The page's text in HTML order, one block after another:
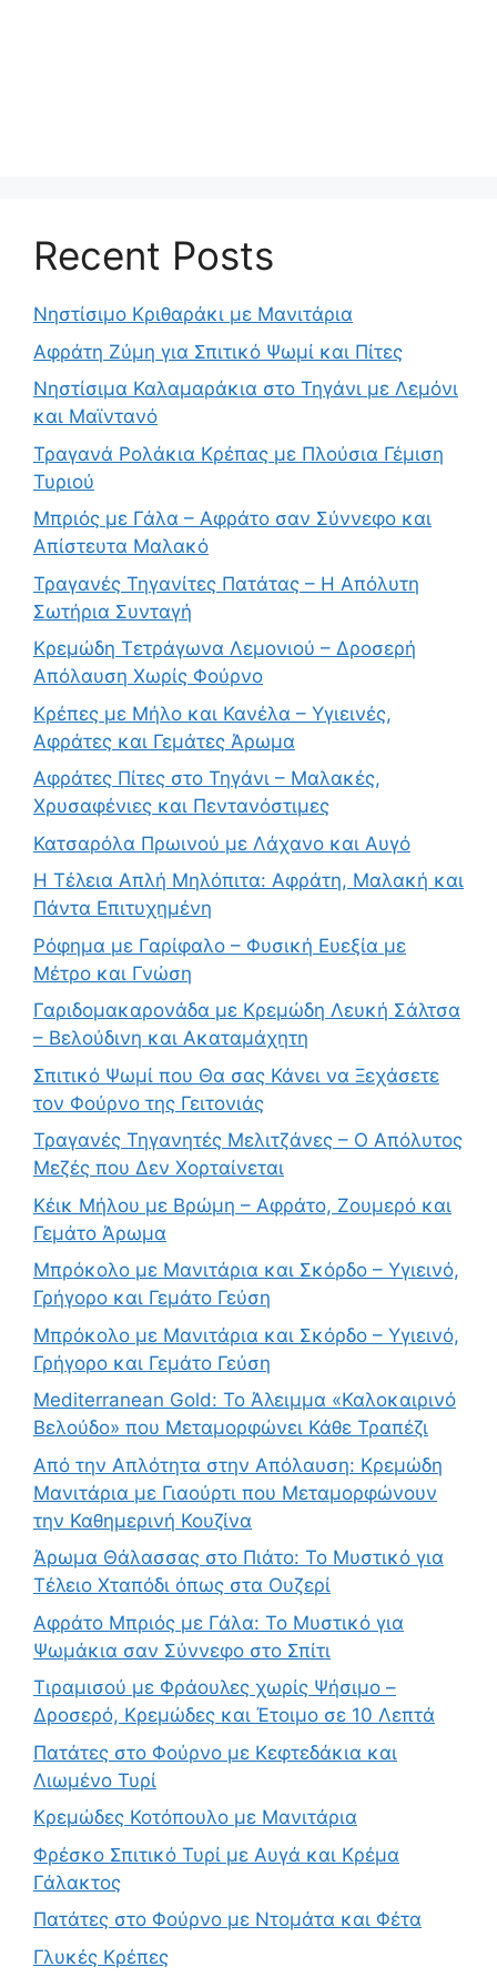
Recent Posts
Νηστίσιμο Κριθαράκι με Μανιτάρια
Αφράτη Ζύμη για Σπιτικό Ψωμί και Πίτες
Νηστίσιμα Καλαμαράκια στο Τηγάνι με Λεμόνι
και Μαϊντανό
Τραγανά Ρολάκια Κρέπας με Πλούσια Γέμιση
Τυριού
Μπριός με Γάλα – Αφράτο σαν Σύννεφο και
Απίστευτα Μαλακό
Τραγανές Τηγανίτες Πατάτας – Η Απόλυτη
Σωτήρια Συνταγή
Κρεμώδη Τετράγωνα Λεμονιού – Δροσερή
Απόλαυση Χωρίς Φούρνο
Κρέπες με Μήλο και Κανέλα – Υγιεινές,
Αφράτες και Γεμάτες Άρωμα
Αφράτες Πίτες στο Τηγάνι – Μαλακές,
Χρυσαφένιες και Πεντανόστιμες
Κατσαρόλα Πρωινού με Λάχανο και Αυγό
Η Τέλεια Απλή Μηλόπιτα: Αφράτη, Μαλακή και
Πάντα Επιτυχημένη
Ρόφημα με Γαρίφαλο – Φυσική Ευεξία με
Μέτρο και Γνώση
Γαριδομακαρονάδα με Κρεμώδη Λευκή Σάλτσα
– Βελούδινη και Ακαταμάχητη
Σπιτικό Ψωμί που Θα σας Κάνει να Ξεχάσετε
τον Φούρνο της Γειτονιάς
Τραγανές Τηγανητές Μελιτζάνες – Ο Απόλυτος
Μεζές που Δεν Χορταίνεται
Κέικ Μήλου με Βρώμη – Αφράτο, Ζουμερό και
Γεμάτο Άρωμα
Μπρόκολο με Μανιτάρια και Σκόρδο – Υγιεινό,
Γρήγορο και Γεμάτο Γεύση
Μπρόκολο με Μανιτάρια και Σκόρδο – Υγιεινό,
Γρήγορο και Γεμάτο Γεύση
Mediterranean Gold: Το Άλειμμα «Καλοκαιρινό
Βελούδο» που Μεταμορφώνει Κάθε Τραπέζι
Από την Απλότητα στην Απόλαυση: Κρεμώδη
Μανιτάρια με Γιαούρτι που Μεταμορφώνουν
την Καθημερινή Κουζίνα
Άρωμα Θάλασσας στο Πιάτο: Το Μυστικό για
Τέλειο Χταπόδι όπως στα Ουζερί
Αφράτο Μπριός με Γάλα: Το Μυστικό για
Ψωμάκια σαν Σύννεφο στο Σπίτι
Τιραμισού με Φράουλες χωρίς Ψήσιμο –
Δροσερό, Κρεμώδες και Έτοιμο σε 10 Λεπτά
Πατάτες στο Φούρνο με Κεφτεδάκια και
Λιωμένο Τυρί
Κρεμώδες Κοτόπουλο με Μανιτάρια
Φρέσκο Σπιτικό Τυρί με Αυγά και Κρέμα
Γάλακτος
Πατάτες στο Φούρνο με Ντομάτα και Φέτα
Γλυκές Κρέπες